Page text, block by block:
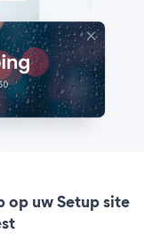
op uw Setup site